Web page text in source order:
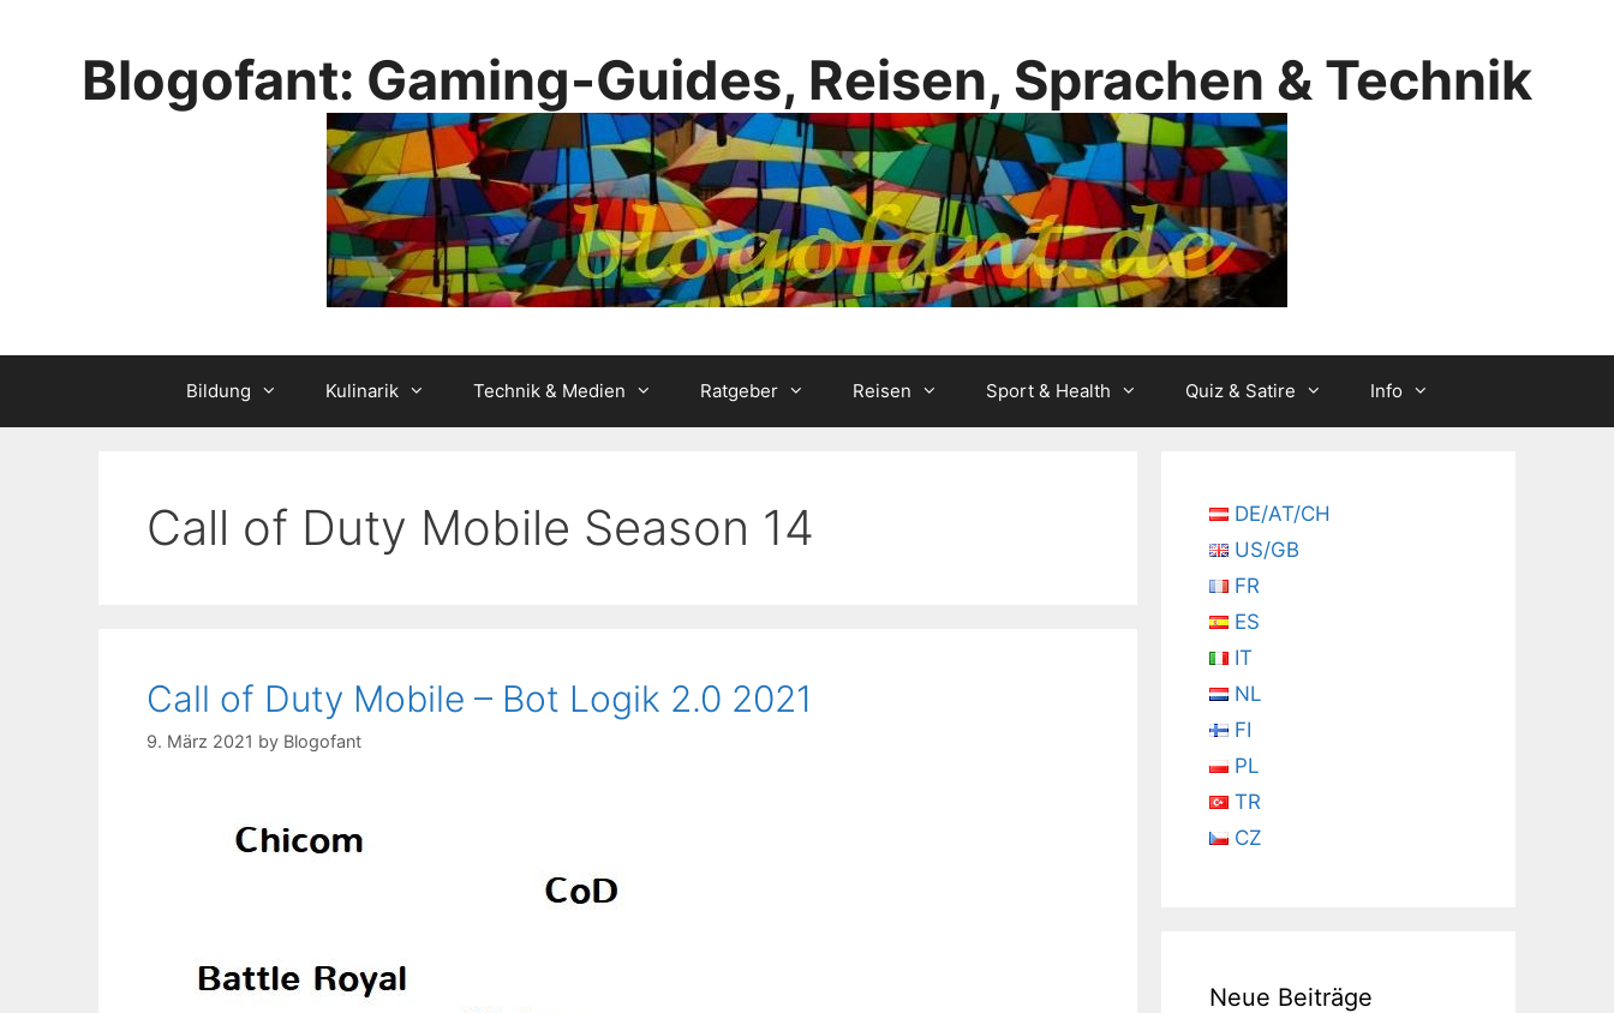
Blogofant: Gaming-Guides, Reisen, Sprachen & Technik
Bildung Kulinarik Technik & Medien Ratgeber Reisen Sport & Health Quiz & Satire Info
Call of Duty Mobile Season 14
Call of Duty Mobile – Bot Logik 2.0 2021
9. März 2021 by Blogofant
DE/AT/CH
US/GB
FR
ES
IT
NL
FI
PL
TR
CZ
Neue Beiträge